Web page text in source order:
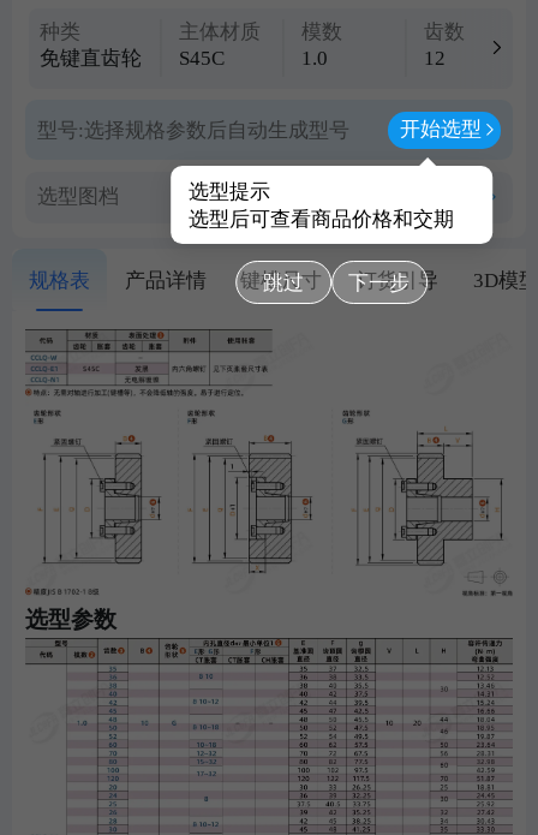
种类
免键直齿轮
主体材质
S45C
模数
1.0
齿数
12
型号:选择规格参数后自动生成型号 开始选型
选型提示
选型后可查看商品价格和交期
跳过 下一步
选型图档
规格表 产品详情 键槽尺寸 订货引导 3D模
选型参数